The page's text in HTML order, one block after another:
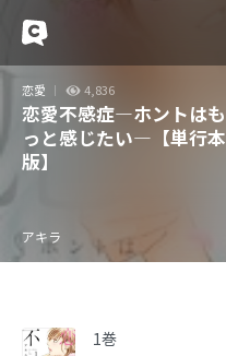
恋愛 4,836
恋愛不感症―ホントはも
っと感じたい―【単行本
版】
アキラ
1巻